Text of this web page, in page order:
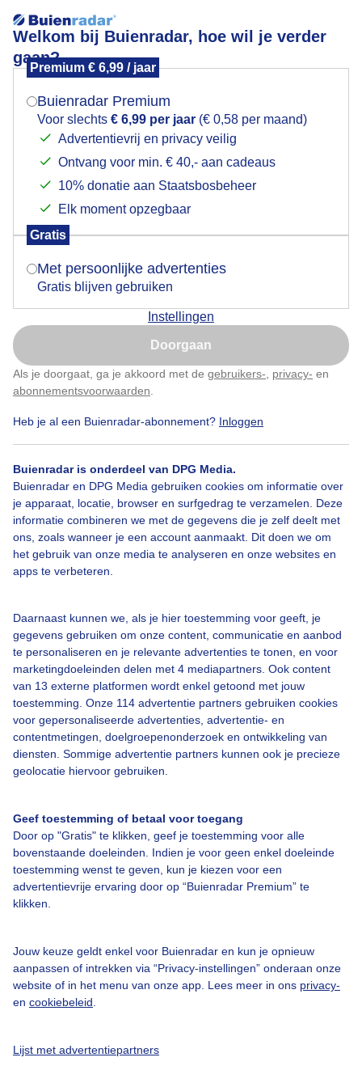
Welkom bij Buienradar, hoe wil je verder
gaan?
Premium € 6,99 / jaar
Buienradar Premium
Voor slechts € 6,99 per jaar (€ 0,58 per maand)
Advertentievrij en privacy veilig
Ontvang voor min. € 40,- aan cadeaus
10% donatie aan Staatsbosbeheer
Elk moment opzegbaar
Gratis
Met persoonlijke advertenties
Gratis blijven gebruiken
Instellingen
Doorgaan
Als je doorgaat, ga je akkoord met de gebruikers- privacy- en
abonnementsvoorwaarden
Heb je al een Buienradar-abonnement? Inloggen
Buienradar is onderdeel van DPG Media.
Buienradar en DPG Media gebruiken cookies om informatie over
je apparaat, locatie, browser en surfgedrag te verzamelen. Deze
informatie combineren we met de gegevens die je zelf deelt met
ons, zoals wanneer je een account aanmaakt. Dit doen we om
het gebruik van onze media te analyseren en onze websites en
apps te verbeteren.
Daarnaast kunnen we, als je hier toestemming voor geeft, je
gegevens gebruiken om onze content, communicatie en aanbod
te personaliseren en je relevante advertenties te tonen, en voor
marketingdoeleinden delen met 4 mediapartners. Ook content
van 13 externe platformen wordt enkel getoond met jouw
toestemming. Onze 114 advertentie partners gebruiken cookies
voor gepersonaliseerde advertenties, advertentie- en
contentmetingen, doelgroepenonderzoek en ontwikkeling van
diensten. Sommige advertentie partners kunnen ook je precieze
geolocatie hiervoor gebruiken.
Geef toestemming of betaal voor toegang
Door op "Gratis" te klikken, geef je toestemming voor alle
bovenstaande doeleinden. Indien je voor geen enkel doeleinde
toestemming wenst te geven, kun je kiezen voor een
advertentievrije ervaring door op “Buienradar Premium” te
klikken.
Jouw keuze geldt enkel voor Buienradar en kun je opnieuw
aanpassen of intrekken via “Privacy-instellingen” onderaan onze
website of in het menu van onze app. Lees meer in ons privacy-
en cookiebeleid
Lijst met advertentiepartners
Wit kasteeltje
Door: Toon Boons
Bekijk slideshow
Een moment geduld aub...
Over Buienradar
Contact
Toegankelijkheid
Gebruikersvoorwaarden
Buienradar Team
Privacy beleid
Cookie beleid
Gratis weerdata
Mogen we je locatie gebruiken voor het
Indien je hier nog geen akkoord op hebt gegeven,
verschijnt er zo een pop-up uit je browser waarin
Is goed, toon de popup
Nu niet, misschien later
Klik hierom dit aan te passen